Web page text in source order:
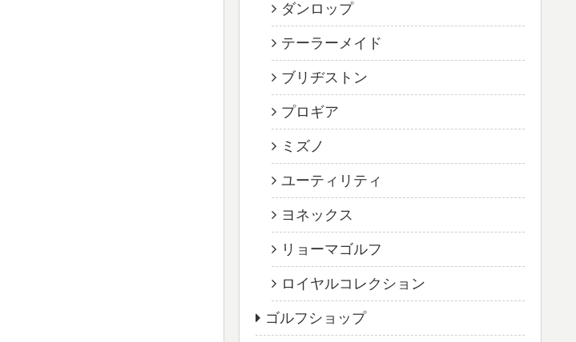
ダンロップ
テーラーメイド
ブリヂストン
プロギア
ミズノ
ユーティリティ
ヨネックス
リョーマゴルフ
ロイヤルコレクション
ゴルフショップ